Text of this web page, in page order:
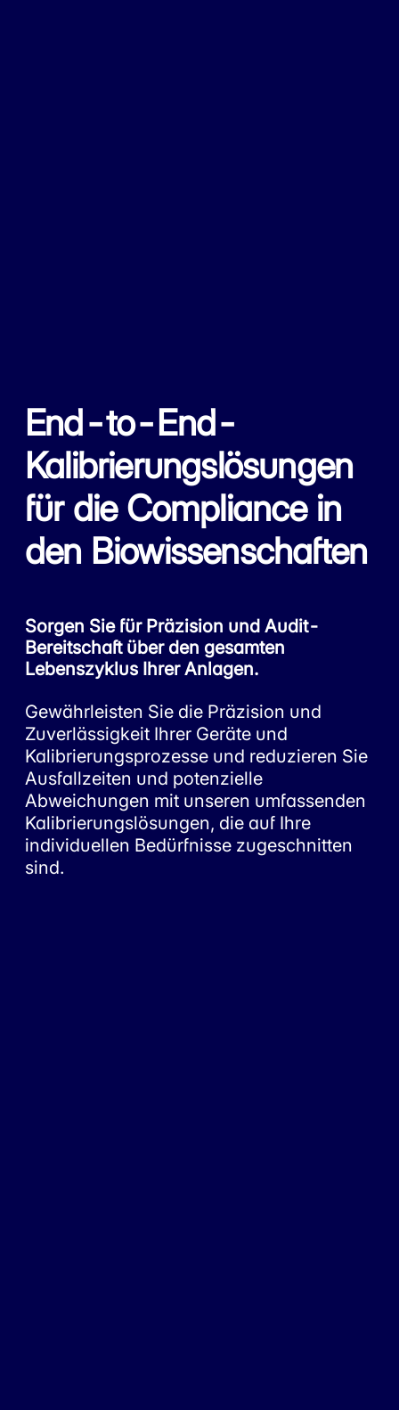
End-to-End-
Kalibrierungslösungen
für die Compliance in
den Biowissenschaften
Sorgen Sie für Präzision und Audit-
Bereitschaft über den gesamten
Lebenszyklus Ihrer Anlagen.
Gewährleisten Sie die Präzision und
Zuverlässigkeit Ihrer Geräte und
Kalibrierungsprozesse und reduzieren Sie
Ausfallzeiten und potenzielle
Abweichungen mit unseren umfassenden
Kalibrierungslösungen, die auf Ihre
individuellen Bedürfnisse zugeschnitten
sind.